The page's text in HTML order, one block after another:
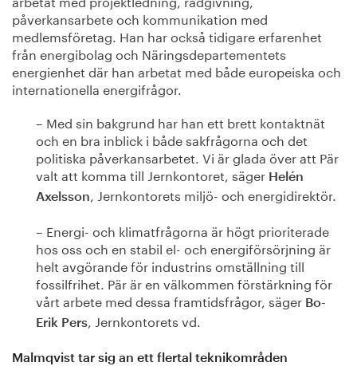
påverkansarbete och kommunikation med
medlemsföretag. Han har också tidigare erfarenhet
från energibolag och Näringsdepartementets
energienhet där han arbetat med både europeiska och
internationella energifrågor.
– Med sin bakgrund har han ett brett kontaktnät
och en bra inblick i både sakfrågorna och det
politiska påverkansarbetet. Vi är glada över att Pär
valt att komma till Jernkontoret, säger Helén
Axelsson, Jernkontorets miljö- och energidirektör.
– Energi- och klimatfrågorna är högt prioriterade
hos oss och en stabil el- och energiförsörjning är
helt avgörande för industrins omställning till
fossilfrihet. Pär är en välkommen förstärkning för
vårt arbete med dessa framtidsfrågor, säger Bo-
Erik Pers, Jernkontorets vd.
Malmqvist tar sig an ett flertal teknikområden